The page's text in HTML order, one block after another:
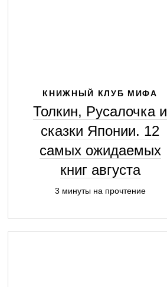
КНИЖНЫЙ КЛУБ МИФА
Толкин, Русалочка и
сказки Японии. 12
самых ожидаемых
книг августа
3 минуты на прочтение